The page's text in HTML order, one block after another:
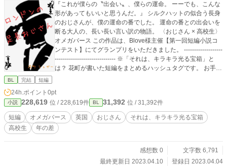
『これが僕らの〝出会い〟、僕らの運命。 ーーでも、こんな
形があってもいいと思うんだ。』 シルクハットの似合う長身
のおじさんが、僕の運命の番でした。 運命の番との出会いを
断る大人の、長い長い言い訳の物語。 〈おじさん × 高校生〉
オメガバース この作品は、Blove様主催【第一回短編小説コ
ンテスト】にてグランプリをいただきました。 -------------------
------------------------------ ※「それは、キラキラ光る宝箱」と
は？ 花町が書いた短編をまとめるハッシュタグです。 お手す
BL 完結 短編
24h.ポイント 0pt
小説 228,619 位 / 228,619件 BL 31,392 位 / 31,392件
短編 オメガバース 英国 おじさん
それは、キラキラ光る宝箱
高校生
年の差
感想数 0
文字数 6,791
最終更新日 2023.04.10
登録日 2023.04.04